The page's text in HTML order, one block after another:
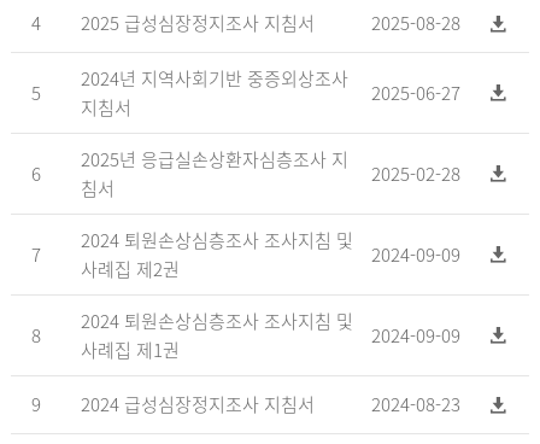
4 2025 급성심장정지조사 지침서 2025-08-28
5
2024년 지역사회기반 중증외상조사
지침서
2025-06-27
6
2025년 응급실손상환자심층조사 지
침서
2025-02-28
7
2024 퇴원손상심층조사 조사지침 및
사례집 제2권
2024-09-09
8
2024 퇴원손상심층조사 조사지침 및
사례집 제1권
2024-09-09
9 2024 급성심장정지조사 지침서 2024-08-23